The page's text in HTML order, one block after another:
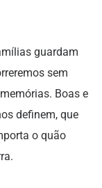
guardam
sem
Boas e
definem, que
o quão